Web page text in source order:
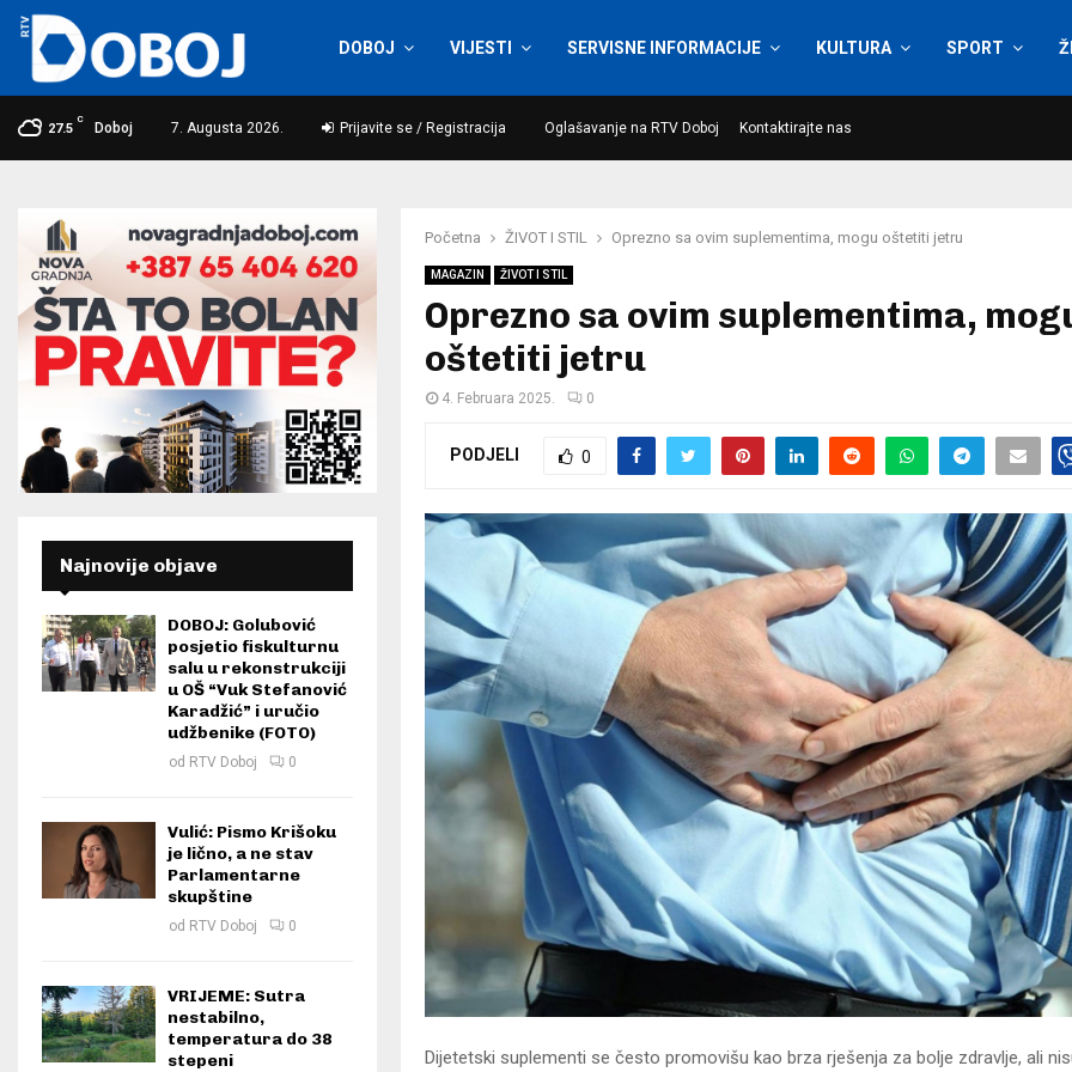
DOBOJ VIJESTI SERVISNE INFORMACIJE KULTURA SPORT
27.5
C
Doboj 7. Augusta 2026. Prijavite se / Registracija Oglašavanje na RTV Doboj Kontaktirajte nas
Početna ŽIVOT I STIL Oprezno sa ovim suplementima, mogu oštetiti jetru
MAGAZIN ŽIVOT I STIL
Oprezno sa ovim suplementima,
oštetiti jetru
4. Februara 2025. 0
PODJELI 0
Dijetetski suplementi se često promovišu kao brza rješenja za bolje zdravlje, ali
Najnovije objave
DOBOJ: Golubović
posjetio fiskulturnu
salu u rekonstrukciji
u OŠ “Vuk Stefanović
Karadžić” i uručio
udžbenike (FOTO)
od RTV Doboj 0
Vulić: Pismo Krišoku
je lično, a ne stav
Parlamentarne
skupštine
od RTV Doboj 0
VRIJEME: Sutra
nestabilno,
temperatura do 38
stepeni